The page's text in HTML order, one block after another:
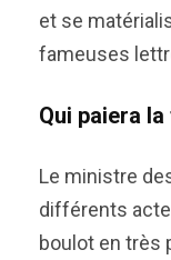
et se
fameuses
Qui paiera
Le ministre
différents
boulot en très